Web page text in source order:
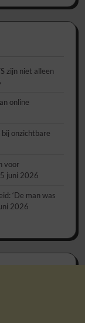
zijn niet alleen
online
onzichtbare
voor
juni 2026
‘De man was
2026